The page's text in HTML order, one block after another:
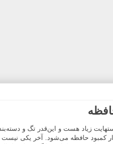
زیاد هست و این‌قدر تگ و
کمبود حافظه می‌شود. آخر یکی نیست